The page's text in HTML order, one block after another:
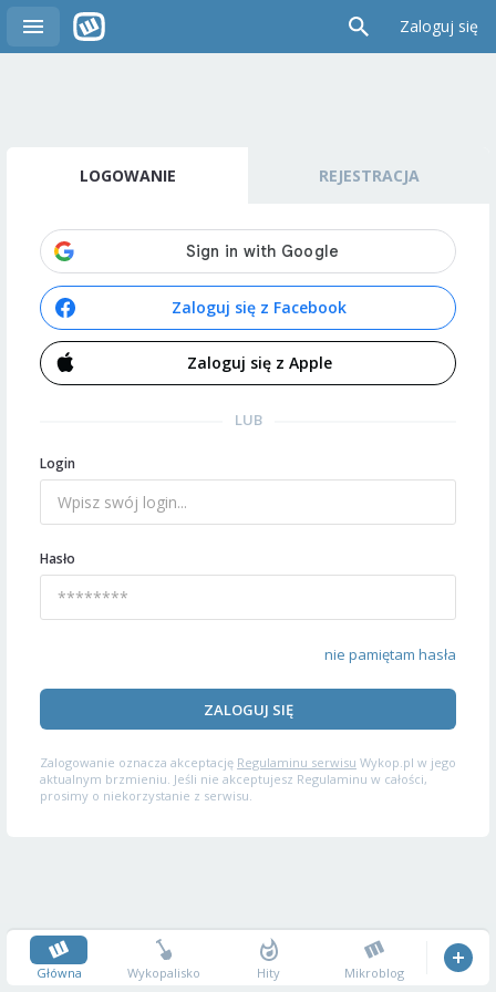
Zaloguj się
LOGOWANIE REJESTRACJA
Zaloguj się z Facebook
Zaloguj się z Apple
LUB
Login
Hasło
nie pamiętam hasła
ZALOGUJ SIĘ
Zalogowanie oznacza akceptację Regulaminu serwisu Wykop.pl w jego
aktualnym brzmieniu. Jeśli nie akceptujesz Regulaminu w całości,
prosimy o niekorzystanie z serwisu.
Główna Wykopalisko Hity Mikroblog